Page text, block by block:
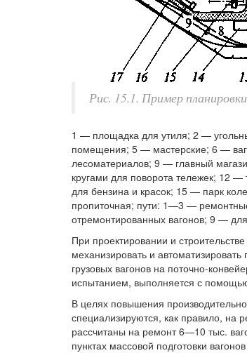
Рис. 15.1. Пример
1 — площадка для утиля; 2 —
помещения; 5 — мастерские; 6 —
лесоматериалов; 9 — главный
кругами для поворота тележек; 12
для бензина и красок; 15 — парк
пропиточная; пути: 1—3 —
отремонтированных вагонов; 9 —
При проектировании и
механизировать и
грузовых вагонов на поточно-
испытанием, выполняется с
В целях повышения
специализируются, как правило, на
рассчитаны на ремонт 6—10 тыс.
пунктах массовой подготовки